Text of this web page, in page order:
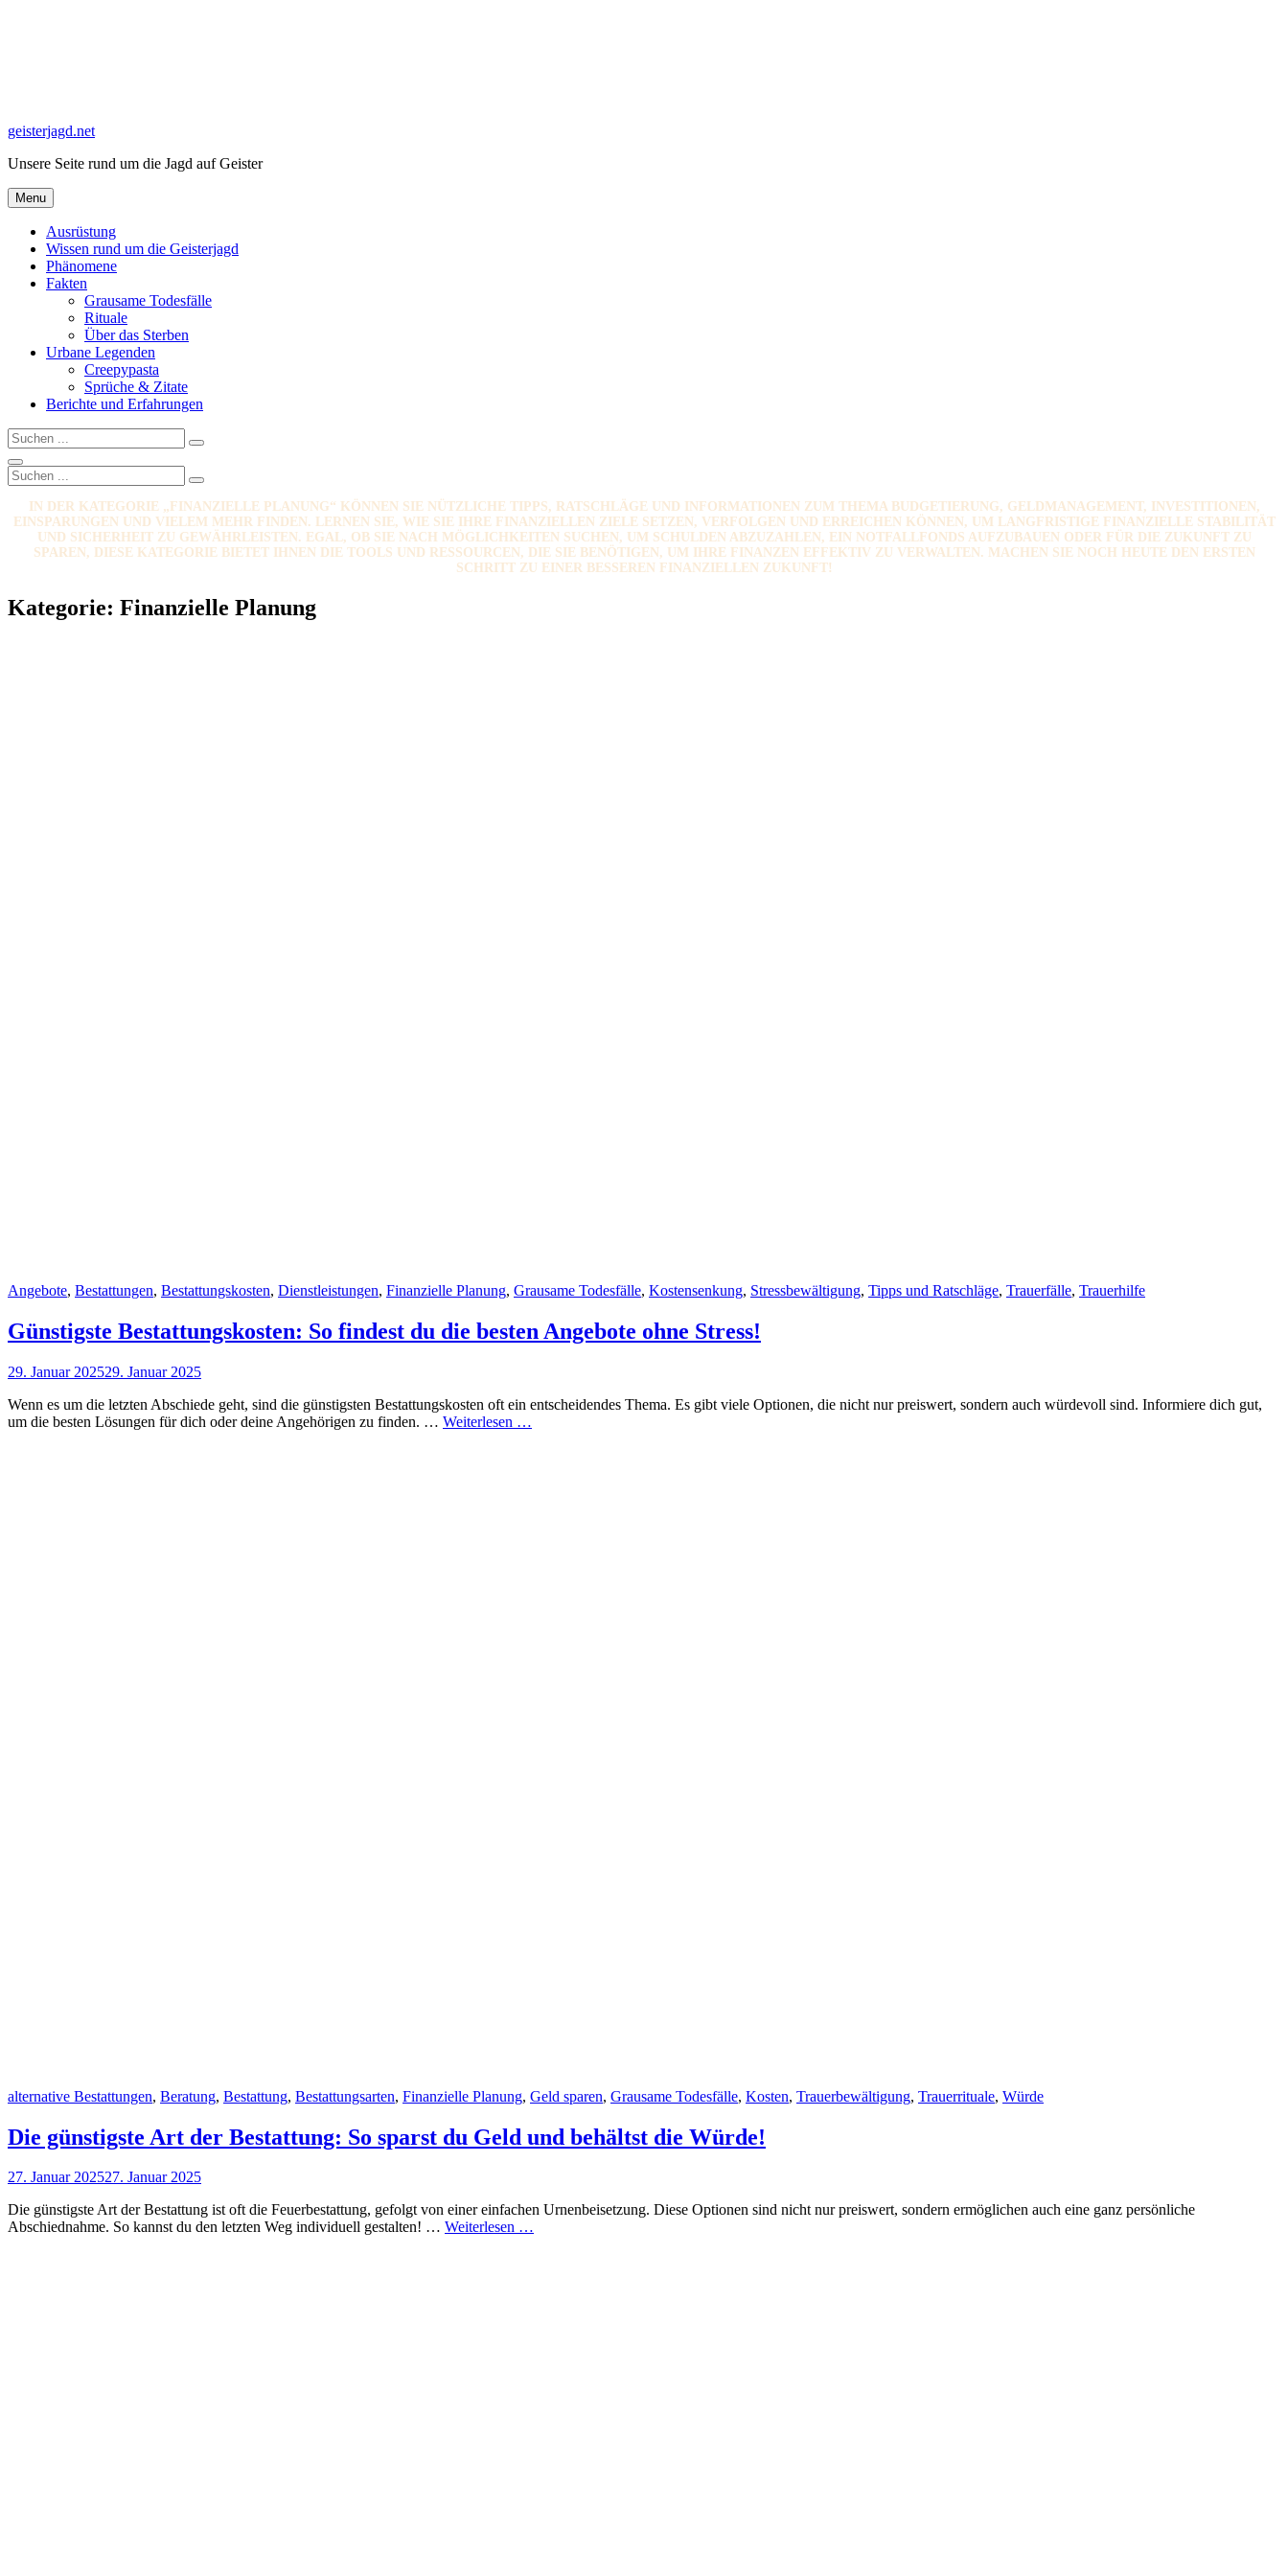
geisterjagd.net
Unsere Seite rund um die Jagd auf Geister
Menu
Ausrüstung
Wissen rund um die Geisterjagd
Phänomene
Fakten
Grausame Todesfälle
Rituale
Über das Sterben
Urbane Legenden
Creepypasta
Sprüche & Zitate
Berichte und Erfahrungen
Search
for:
Search
Search
Search
for:
Search
IN DER KATEGORIE „FINANZIELLE PLANUNG“ KÖNNEN SIE NÜTZLICHE TIPPS, RATSCHLÄGE UND INFORMATIONEN ZUM THEMA BUDGETIERUNG, GELDMANAGEMENT, INVESTITIONEN,
EINSPARUNGEN UND VIELEM MEHR FINDEN. LERNEN SIE, WIE SIE IHRE FINANZIELLEN ZIELE SETZEN, VERFOLGEN UND ERREICHEN KÖNNEN, UM LANGFRISTIGE FINANZIELLE STABILITÄT
UND SICHERHEIT ZU GEWÄHRLEISTEN. EGAL, OB SIE NACH MÖGLICHKEITEN SUCHEN, UM SCHULDEN ABZUZAHLEN, EIN NOTFALLFONDS AUFZUBAUEN ODER FÜR DIE ZUKUNFT ZU
SPAREN, DIESE KATEGORIE BIETET IHNEN DIE TOOLS UND RESSOURCEN, DIE SIE BENÖTIGEN, UM IHRE FINANZEN EFFEKTIV ZU VERWALTEN. MACHEN SIE NOCH HEUTE DEN ERSTEN
SCHRITT ZU EINER BESSEREN FINANZIELLEN ZUKUNFT!
Kategorie: Finanzielle Planung
Cat
Angebote, Bestattungen, Bestattungskosten, Dienstleistungen, Finanzielle Planung, Grausame Todesfälle, Kostensenkung, Stressbewältigung, Tipps und Ratschläge, Trauerfälle, Trauerhilfe
Günstigste Bestattungskosten: So findest du die besten Angebote ohne Stress!
Posted
29. Januar 202529. Januar 2025
Wenn es um die letzten Abschiede geht, sind die günstigsten Bestattungskosten oft ein entscheidendes Thema. Es gibt viele Optionen, die nicht nur preiswert, sondern auch würdevoll sind. Informiere dich gut,
um die besten Lösungen für dich oder deine Angehörigen zu finden. … Weiterlesen …
Cat
alternative Bestattungen, Beratung, Bestattung, Bestattungsarten, Finanzielle Planung, Geld sparen, Grausame Todesfälle, Kosten, Trauerbewältigung, Trauerrituale, Würde
Die günstigste Art der Bestattung: So sparst du Geld und behältst die Würde!
Posted
27. Januar 202527. Januar 2025
Die günstigste Art der Bestattung ist oft die Feuerbestattung, gefolgt von einer einfachen Urnenbeisetzung. Diese Optionen sind nicht nur preiswert, sondern ermöglichen auch eine ganz persönliche
Abschiednahme. So kannst du den letzten Weg individuell gestalten! … Weiterlesen …